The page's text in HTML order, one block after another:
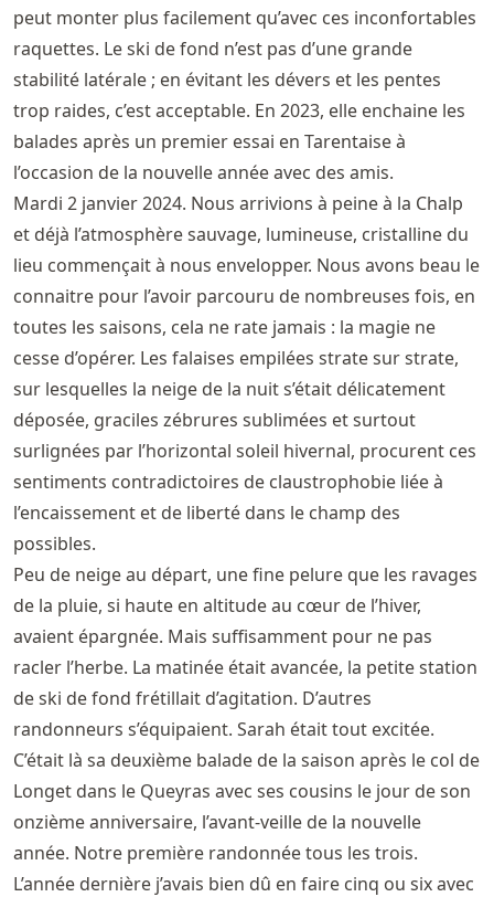
peut monter plus facilement qu’avec ces inconfortables
raquettes. Le ski de fond n’est pas d’une grande
stabilité latérale ; en évitant les dévers et les pentes
trop raides, c’est acceptable. En 2023, elle enchaine les
balades après un premier essai en Tarentaise à
l’occasion de la nouvelle année avec des amis.
Mardi 2 janvier 2024. Nous arrivions à peine à la Chalp
et déjà l’atmosphère sauvage, lumineuse, cristalline du
lieu commençait à nous envelopper. Nous avons beau le
connaitre pour l’avoir parcouru de nombreuses fois, en
toutes les saisons, cela ne rate jamais : la magie ne
cesse d’opérer. Les falaises empilées strate sur strate,
sur lesquelles la neige de la nuit s’était délicatement
déposée, graciles zébrures sublimées et surtout
surlignées par l’horizontal soleil hivernal, procurent ces
sentiments contradictoires de claustrophobie liée à
l’encaissement et de liberté dans le champ des
possibles.
Peu de neige au départ, une fine pelure que les ravages
de la pluie, si haute en altitude au cœur de l’hiver,
avaient épargnée. Mais suffisamment pour ne pas
racler l’herbe. La matinée était avancée, la petite station
de ski de fond frétillait d’agitation. D’autres
randonneurs s’équipaient. Sarah était tout excitée.
C’était là sa deuxième balade de la saison après le col de
Longet dans le Queyras avec ses cousins le jour de son
onzième anniversaire, l’avant-veille de la nouvelle
année. Notre première randonnée tous les trois.
L’année dernière j’avais bien dû en faire cinq ou six avec